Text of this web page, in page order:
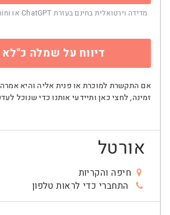
מדידה וירטואלית בחינם בעזרת ChatGPT או Gemini — בלי לצאת מהבית
דיווח על שמלה כ"לא
אם התקשרת למוכרת או פנית אליה והיא
זמינה, לחצי כאן ותיידעי אותנו כדי שנוכל
אורטל
חיפה והקריות
התחברי כדי לראות טלפון